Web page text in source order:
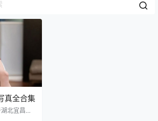
真全合集
北宜昌，